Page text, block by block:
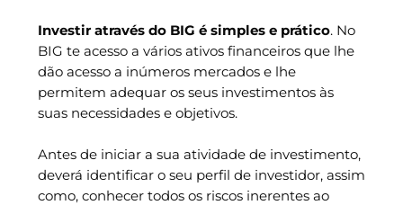
Investir através do BIG é simples e prático. No
BIG te acesso a vários ativos financeiros que lhe
dão acesso a inúmeros mercados e lhe
permitem adequar os seus investimentos às
suas necessidades e objetivos.
Antes de iniciar a sua atividade de investimento,
deverá identificar o seu perfil de investidor, assim
como, conhecer todos os riscos inerentes ao